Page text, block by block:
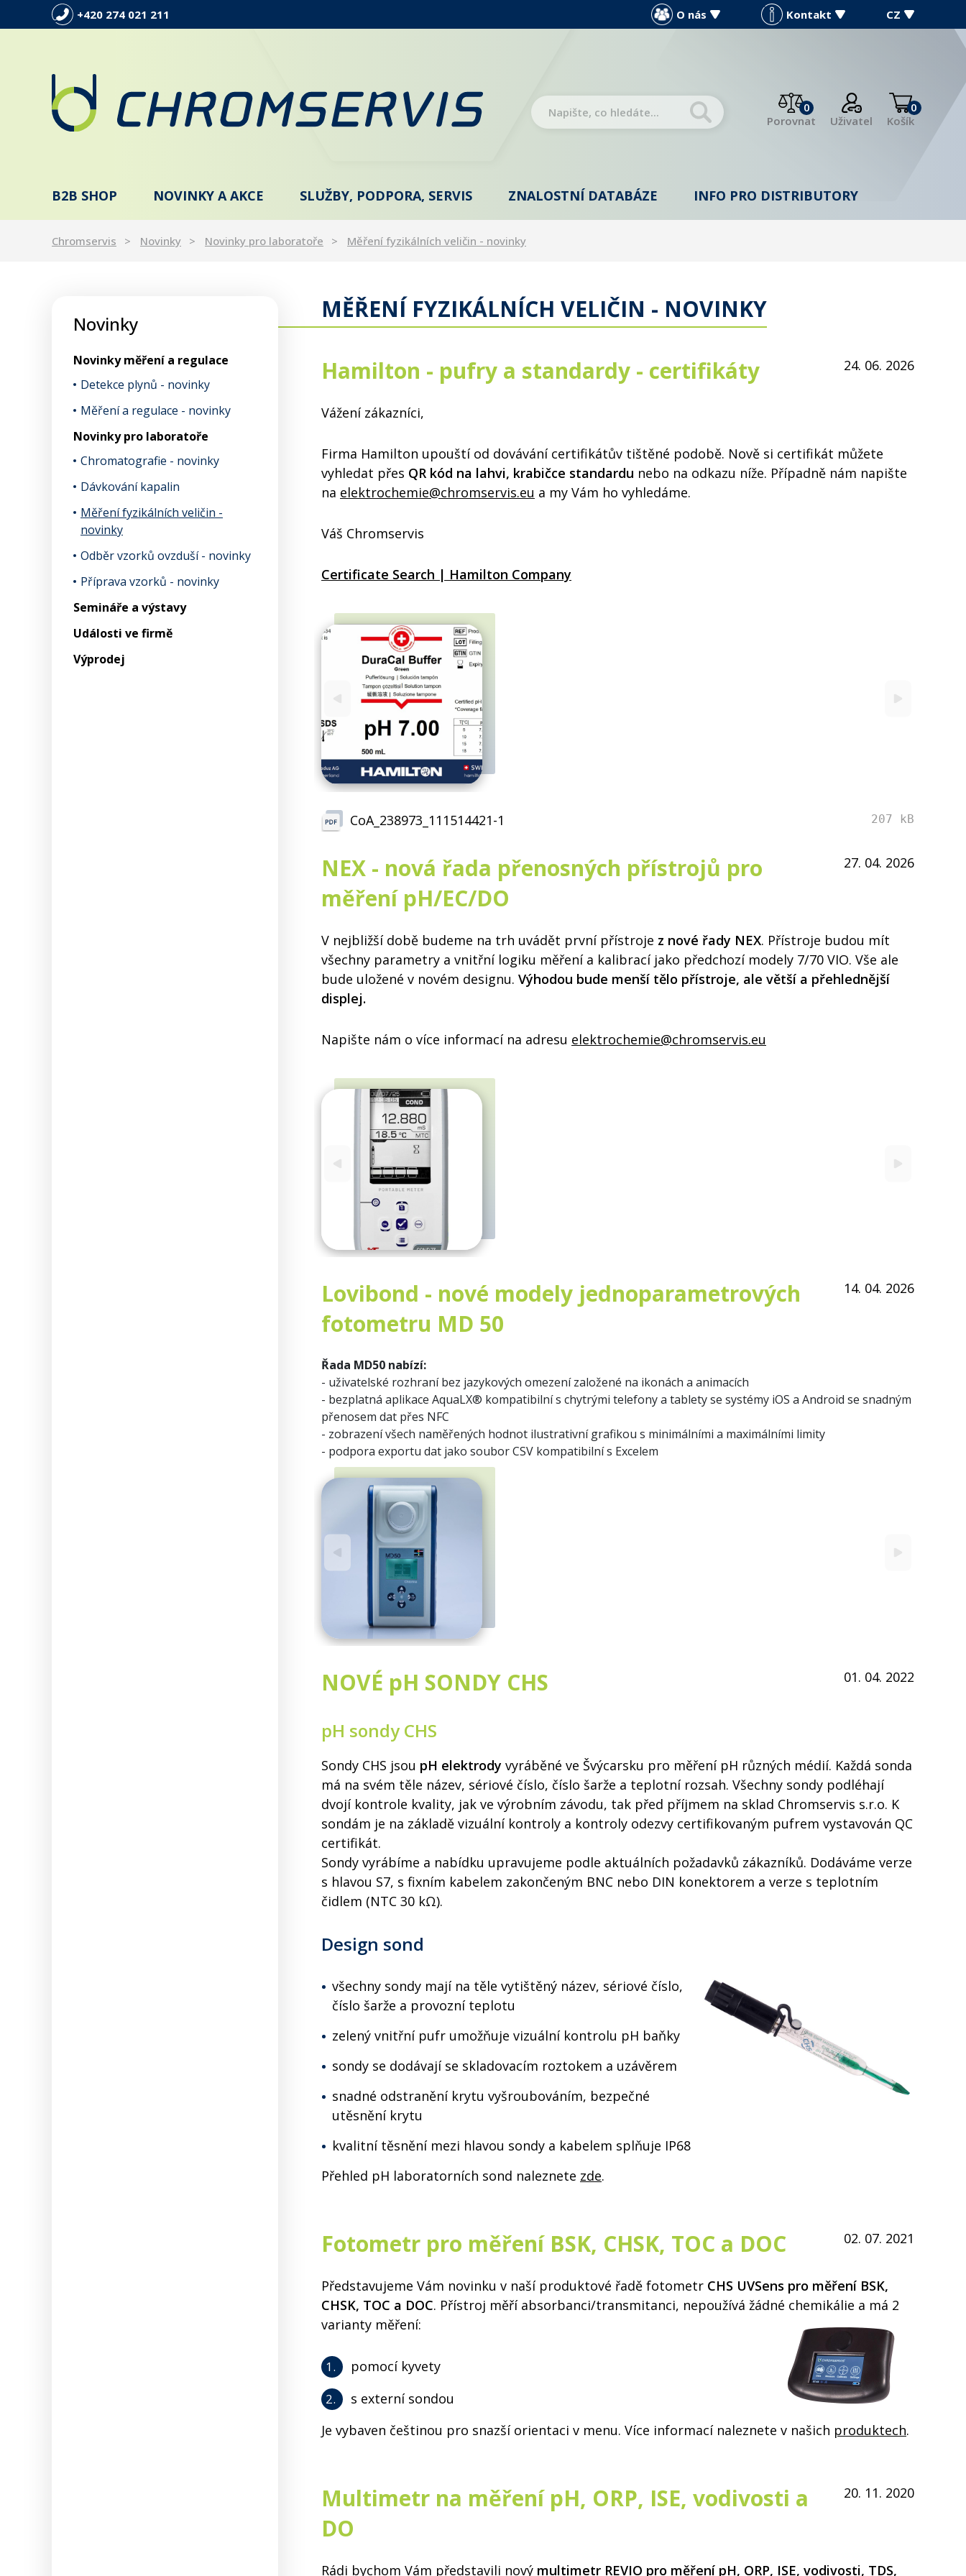
+420 274 021 211 O nás Kontakt CZ
0
Porovnat
Uživatel
0
Košík
B2B SHOP NOVINKY A AKCE SLUŽBY, PODPORA, SERVIS ZNALOSTNÍ DATABÁZE INFO PRO DISTRIBUTORY
Chromservis Novinky Novinky pro laboratoře Měření fyzikálních veličin - novinky
Novinky
Novinky měření a regulace
Detekce plynů - novinky
Měření a regulace - novinky
Novinky pro laboratoře
Chromatografie - novinky
Dávkování kapalin
Měření fyzikálních veličin -
novinky
Odběr vzorků ovzduší - novinky
Příprava vzorků - novinky
Semináře a výstavy
Události ve firmě
Výprodej
MĚŘENÍ FYZIKÁLNÍCH VELIČIN - NOVINKY
24. 06. 2026
Hamilton - pufry a standardy - certifikáty
Vážení zákazníci,
Firma Hamilton upouští od dovávání certifikátův tištěné podobě. Nově si certifikát můžete
vyhledat přes QR kód na lahvi, krabičce standardu nebo na odkazu níže. Případně nám napište
na elektrochemie@chromservis.eu a my Vám ho vyhledáme.
Váš Chromservis
Certificate Search | Hamilton Company
CoA_238973_111514421-1 207 kB
27. 04. 2026
NEX - nová řada přenosných přístrojů pro
měření pH/EC/DO
V nejbližší době budeme na trh uvádět první přístroje z nové řady NEX. Přístroje budou mít
všechny parametry a vnitřní logiku měření a kalibrací jako předchozí modely 7/70 VIO. Vše ale
bude uložené v novém designu. Výhodou bude menší tělo přístroje, ale větší a přehlednější
displej.
Napište nám o více informací na adresu elektrochemie@chromservis.eu
14. 04. 2026
Lovibond - nové modely jednoparametrových
fotometru MD 50
Řada MD50 nabízí:
- uživatelské rozhraní bez jazykových omezení založené na ikonách a animacích
- bezplatná aplikace AquaLX® kompatibilní s chytrými telefony a tablety se systémy iOS a Android se snadným
přenosem dat přes NFC
- zobrazení všech naměřených hodnot ilustrativní grafikou s minimálními a maximálními limity
- podpora exportu dat jako soubor CSV kompatibilní s Excelem
01. 04. 2022
NOVÉ pH SONDY CHS
pH sondy CHS
Sondy CHS jsou pH elektrody vyráběné ve Švýcarsku pro měření pH různých médií. Každá sonda
má na svém těle název, sériové číslo, číslo šarže a teplotní rozsah. Všechny sondy podléhají
dvojí kontrole kvality, jak ve výrobním závodu, tak před příjmem na sklad Chromservis s.r.o. K
sondám je na základě vizuální kontroly a kontroly odezvy certifikovaným pufrem vystavován QC
certifikát.
Sondy vyrábíme a nabídku upravujeme podle aktuálních požadavků zákazníků. Dodáváme verze
s hlavou S7, s fixním kabelem zakončeným BNC nebo DIN konektorem a verze s teplotním
čidlem (NTC 30 kΩ).
Design sond
všechny sondy mají na těle vytištěný název, sériové číslo,
číslo šarže a provozní teplotu
zelený vnitřní pufr umožňuje vizuální kontrolu pH baňky
sondy se dodávají se skladovacím roztokem a uzávěrem
snadné odstranění krytu vyšroubováním, bezpečné
utěsnění krytu
kvalitní těsnění mezi hlavou sondy a kabelem splňuje IP68
Přehled pH laboratorních sond naleznete zde.
02. 07. 2021
Fotometr pro měření BSK, CHSK, TOC a DOC
Představujeme Vám novinku v naší produktové řadě fotometr CHS UVSens pro měření BSK,
CHSK, TOC a DOC. Přístroj měří absorbanci/transmitanci, nepoužívá žádné chemikálie a má 2
varianty měření:
pomocí kyvety
s externí sondou
Je vybaven češtinou pro snazší orientaci v menu. Více informací naleznete v našich produktech.
20. 11. 2020
Multimetr na měření pH, ORP, ISE, vodivosti a
DO
Rádi bychom Vám představili nový multimetr REVIO pro měření pH, ORP, ISE, vodivosti, TDS,